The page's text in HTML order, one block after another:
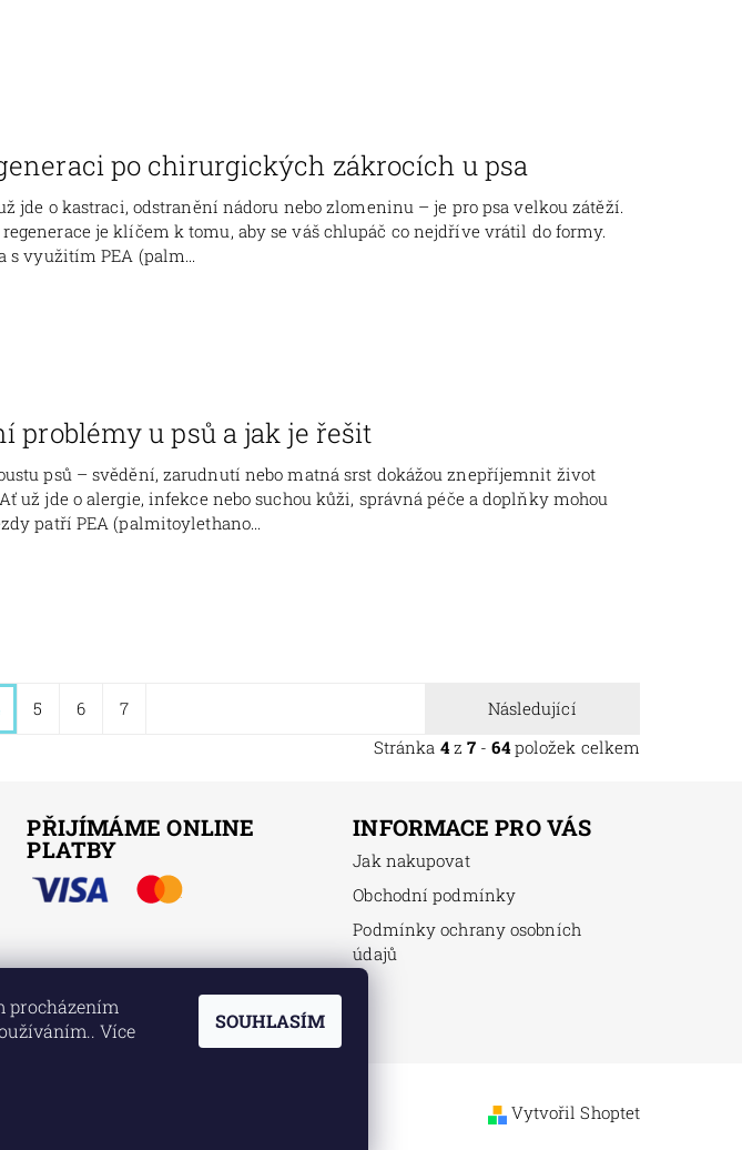
po chirurgických zákrocích u psa
jde o kastraci, odstranění nádoru nebo zlomeninu – je pro psa velkou zátěží.
je klíčem k tomu, aby se váš chlupáč co nejdříve vrátil do formy.
s využitím PEA (palm...
problémy u psů a jak je řešit
psů – svědění, zarudnutí nebo matná srst dokážou znepříjemnit život
už jde o alergie, infekce nebo suchou kůži, správná péče a doplňky mohou
patří PEA (palmitoylethano...
Následující
5 6
7
Stránka 4z7 -64položek celkem
PŘIJÍMÁME ONLINE
PLATBY
INFORMACE PRO VÁS
Jak nakupovat
Obchodní podmínky
Podmínky ochrany osobních
údajů
Vytvořil Shoptet
procházením
Více
SOUHLASÍM